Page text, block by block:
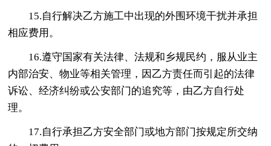
15.自行解决乙方施工中出现的外围环境干扰并承担
相应费用。
16.遵守国家有关法律、法规和乡规民约，服从业主
内部治安、物业等相关管理，因乙方责任而引起的法律
诉讼、经济纠纷或公安部门的追究等，由乙方自行处
理。
17.自行承担乙方安全部门或地方部门按规定所交纳